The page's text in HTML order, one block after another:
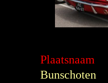
Plaatsnaam
Bunschoten